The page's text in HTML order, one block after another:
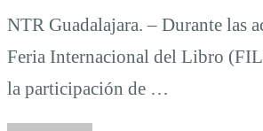
NTR Guadalajara. – Durante las
Feria Internacional del Libro
la participación de …